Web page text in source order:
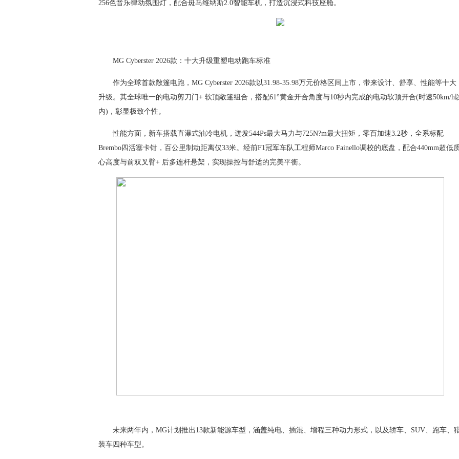
256色音乐律动氛围灯，配合斑马维纳斯2.0智能车机，打造沉浸式科技座舱。
MG Cyberster 2026款：十大升级重塑电动跑车标准
作为全球首款敞篷电跑，MG Cyberster 2026款以31.98-35.98万元价格区间上市，带来设计、舒享、性能等十大
升级。其全球唯一的电动剪刀门+ 软顶敞篷组合，搭配61°黄金开合角度与10秒内完成的电动软顶开合(时速50km/h
内)，彰显极致个性。
性能方面，新车搭载直瀑式油冷电机，迸发544Ps最大马力与725N?m最大扭矩，零百加速3.2秒，全系标配
Brembo四活塞卡钳，百公里制动距离仅33米。经前F1冠军车队工程师Marco Fainello调校的底盘，配合440mm超低
心高度与前双叉臂+ 后多连杆悬架，实现操控与舒适的完美平衡。
未来两年内，MG计划推出13款新能源车型，涵盖纯电、插混、增程三种动力形式，以及轿车、SUV、跑车、
装车四种车型。